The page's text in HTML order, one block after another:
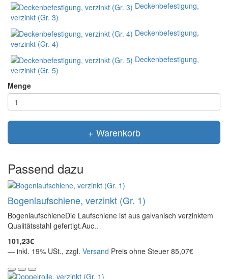
Deckenbefestigung,
verzinkt (Gr. 3)
Deckenbefestigung,
verzinkt (Gr. 4)
Deckenbefestigung,
verzinkt (Gr. 5)
Menge
+ Warenkorb
Passend dazu
Bogenlaufschiene, verzinkt (Gr. 1)
BogenlaufschieneDie Laufschiene ist aus galvanisch verzinktem
Qualitätsstahl gefertigt.Auc..
101,23€
— inkl. 19% USt., zzgl. Versand Preis ohne Steuer 85,07€